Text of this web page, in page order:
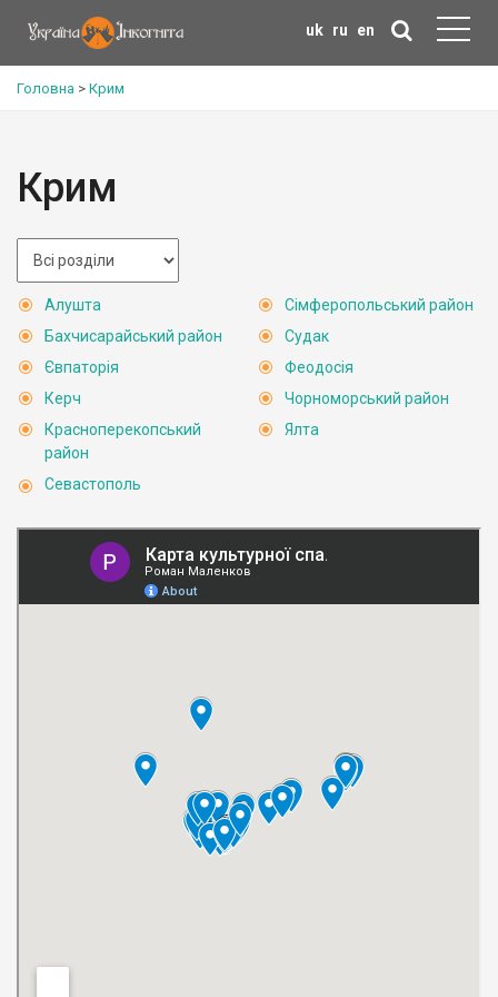
uk ru en
Головна > Крим
Крим
Алушта
Бахчисарайський район
Євпаторія
Керч
Красноперекопський
район
Севастополь
Сімферопольський район
Судак
Феодосія
Чорноморський район
Ялта